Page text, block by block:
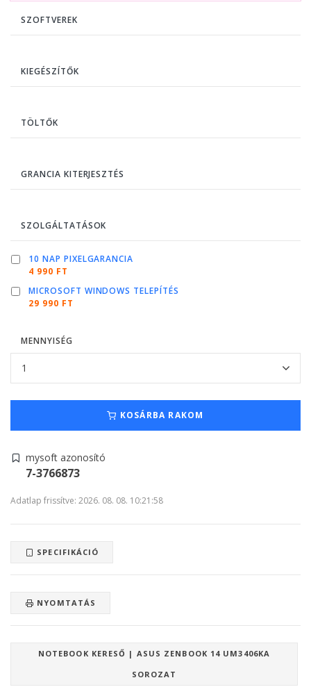
SZOFTVEREK
KIEGÉSZÍTŐK
TÖLTŐK
GRANCIA KITERJESZTÉS
SZOLGÁLTATÁSOK
10 NAP PIXELGARANCIA
4 990 FT
MICROSOFT WINDOWS TELEPÍTÉS
29 990 FT
MENNYISÉG
KOSÁRBA RAKOM
mysoft azonosító
7-3766873
Adatlap frissítve: 2026. 08. 08. 10:21:58
SPECIFIKÁCIÓ
NYOMTATÁS
NOTEBOOK KERESŐ | ASUS ZENBOOK 14 UM3406KA
SOROZAT